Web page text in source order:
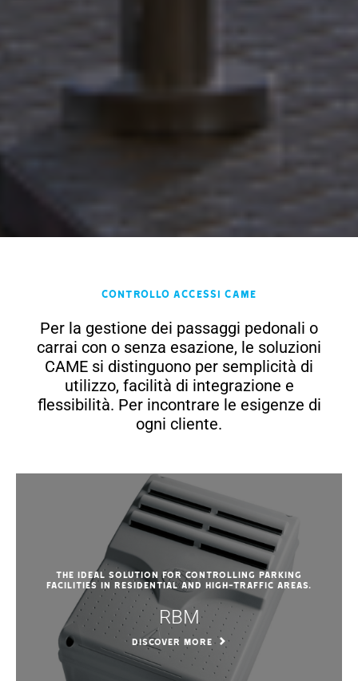
Controllo Accessi CAME
Per la gestione dei passaggi pedonali o
carrai con o senza esazione, le soluzioni
CAME si distinguono per semplicità di
utilizzo, facilità di integrazione e
flessibilità. Per incontrare le esigenze di
ogni cliente.
The ideal solution for controlling parking
facilities in residential and high-traffic areas.
RBM
DISCOVER MORE